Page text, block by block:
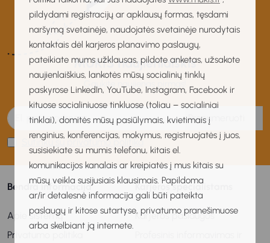
pildydami registracijų ar apklausų formas, tęsdami
naršymą svetainėje, naudojatės svetainėje nurodytais
kontaktais dėl karjeros planavimo paslaugų,
pateikiate mums užklausas, pildote anketas, užsakote
naujienlaiškius, lankotės mūsų socialinių tinklų
paskyrose LinkedIn, YouTube, Instagram, Facebook ir
kituose socialiniuose tinkluose (toliau – socialiniai
tinklai), domitės mūsų pasiūlymais, kvietimais į
renginius, konferencijas, mokymus, registruojatės į juos,
susisiekiate su mumis telefonu, kitais el.
komunikacijos kanalais ar kreipiatės į mus kitais su
mūsų veikla susijusiais klausimais. Papildoma
ar/ir detalesnė informacija gali būti pateikta
paslaugų ir kitose sutartyse, privatumo pranešimuose
arba skelbiant ją internete.
MUKIS naujienlaiškis
Gaukite naujienas pirmas!
Prenumeruoti
Sutinku su privatumo politika
Bendra informacija
Apie sistemą
Privatumo politika
Karjeros specialistams
Karjeros paslaugos